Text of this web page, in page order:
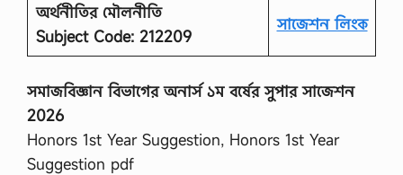
অর্থনীতির মৌলনীতি
Subject Code: 212209
সাজেশন লিংক
সমাজবিজ্ঞান বিভাগের অনার্স ১ম বর্ষের সুপার সাজেশন
2026
Honors 1st Year Suggestion, Honors 1st Year
Suggestion pdf